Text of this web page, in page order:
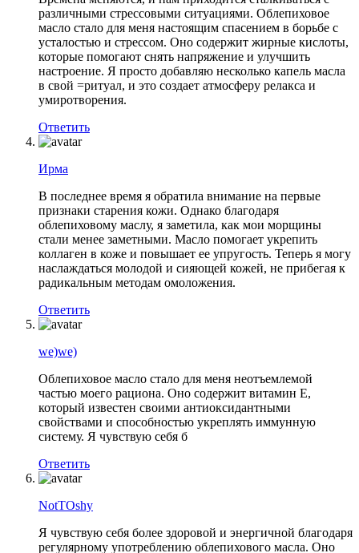
различными стрессовыми ситуациями. Облепиховое
масло стало для меня настоящим спасением в борьбе с
усталостью и стрессом. Оно содержит жирные кислоты,
которые помогают снять напряжение и улучшить
настроение. Я просто добавляю несколько капель масла
в свой =ритуал, и это создает атмосферу релакса и
умиротворения.
Ответить
Ирма
В последнее время я обратила внимание на первые
признаки старения кожи. Однако благодаря
облепиховому маслу, я заметила, как мои морщины
стали менее заметными. Масло помогает укрепить
коллаген в коже и повышает ее упругость. Теперь я могу
наслаждаться молодой и сияющей кожей, не прибегая к
радикальным методам омоложения.
Ответить
we)we)
Облепиховое масло стало для меня неотъемлемой
частью моего рациона. Оно содержит витамин Е,
который известен своими антиоксидантными
свойствами и способностью укреплять иммунную
систему. Я чувствую себя б
Ответить
NotTOshy
Я чувствую себя более здоровой и энергичной благодаря
регулярному употреблению облепихового масла. Оно